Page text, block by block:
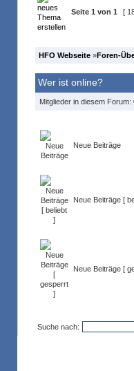
Seite 1 von 1 [
HFO Webseite »Foren-
Wer ist online?
Mitglieder in diesem
Neue Beiträge
Neue Beiträge [
Neue Beiträge [
Suche nach: